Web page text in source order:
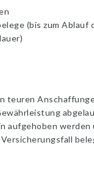
(bis zum Ablauf
teuren
aufgehoben werden